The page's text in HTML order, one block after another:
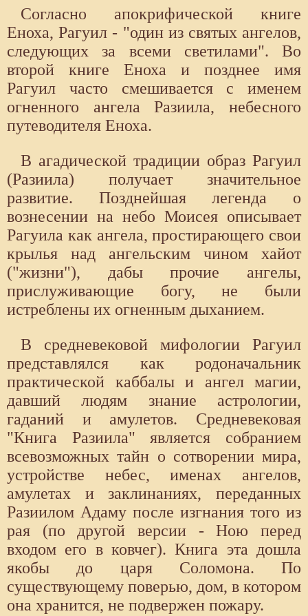
Согласно апокрифической книге
Еноха, Рагуил - "один из святых ангелов,
следующих за всеми светилами". Во
второй книге Еноха и позднее имя
Рагуил часто смешивается с именем
огненного ангела Разиила, небесного
путеводителя Еноха.
В агадической традиции образ Рагуил
(Разиила) получает значительное
развитие. Позднейшая легенда о
вознесении на небо Моисея описывает
Рагуила как ангела, простирающего свои
крылья над ангельским чином хайот
("жизни"), дабы прочие ангелы,
прислуживающие богу, не были
истреблены их огненным дыханием.
В средневековой мифологии Рагуил
представлялся как родоначальник
практической каббалы и ангел магии,
давший людям знание астрологии,
гаданий и амулетов. Средневековая
"Книга Разиила" является собранием
всевозможных тайн о сотворении мира,
устройстве небес, именах ангелов,
амулетах и заклинаниях, переданных
Разиилом Адаму после изгнания того из
рая (по другой версии - Ною перед
входом его в ковчег). Книга эта дошла
якобы до царя Соломона. По
существующему поверью, дом, в котором
она хранится, не подвержен пожару.